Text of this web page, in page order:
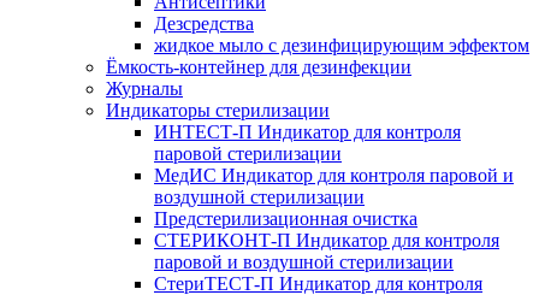
Дезсредства
жидкое мыло с дезинфицирующим эффектом
Ёмкость-контейнер для дезинфекции
Журналы
Индикаторы стерилизации
ИНТЕСТ-П Индикатор для контроля
паровой стерилизации
МедИС Индикатор для контроля паровой и
воздушной стерилизации
Предстерилизационная очистка
СТЕРИКОНТ-П Индикатор для контроля
паровой и воздушной стерилизации
СтериТЕСТ-П Индикатор для контроля